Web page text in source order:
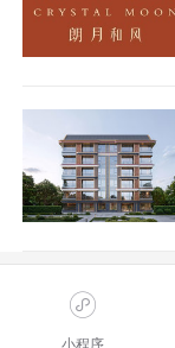
小程序